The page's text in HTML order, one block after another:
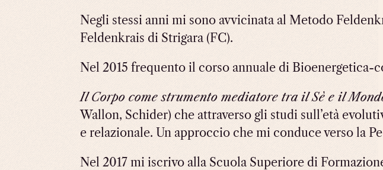
Negli stessi anni mi sono avvicinata al Metodo
Feldenkrais di Strigara (FC).
Nel 2015 frequento il corso annuale di
Il Corpo come strumento mediatore tra il Sè e il
Wallon, Schider) che attraverso gli studi sull’età
e relazionale. Un approccio che mi conduce verso la
Nel 2017 mi iscrivo alla Scuola Superiore di